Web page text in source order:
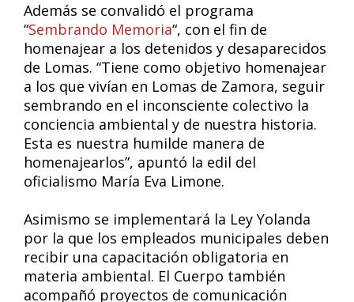
Además se convalidó el programa
“Sembrando Memoria“, con el fin de
homenajear a los detenidos y desaparecidos
de Lomas. “Tiene como objetivo homenajear
a los que vivían en Lomas de Zamora, seguir
sembrando en el inconsciente colectivo la
conciencia ambiental y de nuestra historia.
Esta es nuestra humilde manera de
homenajearlos”, apuntó la edil del
oficialismo María Eva Limone.
Asimismo se implementará la Ley Yolanda
por la que los empleados municipales deben
recibir una capacitación obligatoria en
materia ambiental. El Cuerpo también
acompañó proyectos de comunicación